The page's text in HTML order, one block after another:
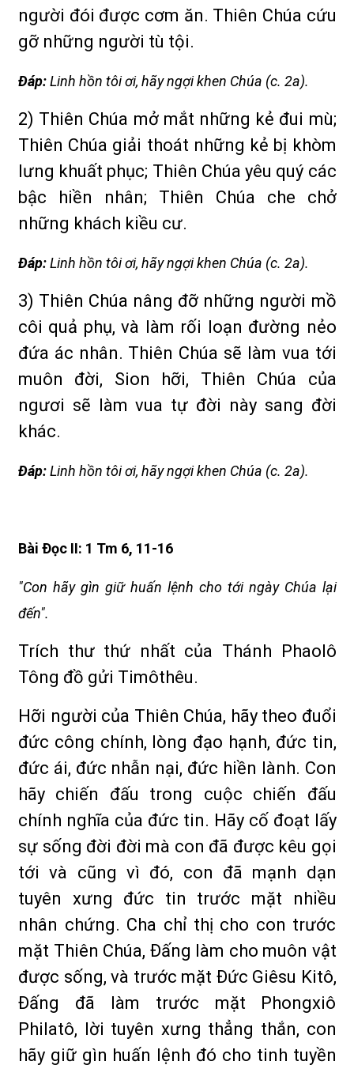
người đói được cơm ăn. Thiên Chúa cứu
gỡ những người tù tội.
Ðáp:Linh hồn tôi ơi, hãy ngợi khen Chúa (c. 2a).
2) Thiên Chúa mở mắt những kẻ đui mù;
Thiên Chúa giải thoát những kẻ bị khòm
lưng khuất phục; Thiên Chúa yêu quý các
bậc hiền nhân; Thiên Chúa che chở
những khách kiều cư.
Ðáp:Linh hồn tôi ơi, hãy ngợi khen Chúa (c. 2a).
3) Thiên Chúa nâng đỡ những người mồ
côi quả phụ, và làm rối loạn đường nẻo
đứa ác nhân. Thiên Chúa sẽ làm vua tới
muôn đời, Sion hỡi, Thiên Chúa của
ngươi sẽ làm vua tự đời này sang đời
khác.
Ðáp:Linh hồn tôi ơi, hãy ngợi khen Chúa (c. 2a).
Bài Ðọc II: 1 Tm 6, 11-16
"Con hãy gìn giữ huấn lệnh cho tới ngày Chúa lại
đến".
Trích thư thứ nhất của Thánh Phaolô
Tông đồ gửi Timôthêu.
Hỡi người của Thiên Chúa, hãy theo đuổi
đức công chính, lòng đạo hạnh, đức tin,
đức ái, đức nhẫn nại, đức hiền lành. Con
hãy chiến đấu trong cuộc chiến đấu
chính nghĩa của đức tin. Hãy cố đoạt lấy
sự sống đời đời mà con đã được kêu gọi
tới và cũng vì đó, con đã mạnh dạn
tuyên xưng đức tin trước mặt nhiều
nhân chứng. Cha chỉ thị cho con trước
mặt Thiên Chúa, Ðấng làm cho muôn vật
được sống, và trước mặt Ðức Giêsu Kitô,
Ðấng đã làm trước mặt Phongxiô
Philatô, lời tuyên xưng thẳng thắn, con
hãy giữ gìn huấn lệnh đó cho tinh tuyền